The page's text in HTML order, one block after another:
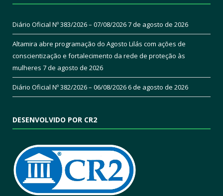
Diário Oficial Nº 383/2026 – 07/08/20267 de agosto de 2026
Altamira abre programação do Agosto Lilás com ações de
conscientização e fortalecimento da rede de proteção às
mulheres 7 de agosto de 2026
Diário Oficial Nº 382/2026 – 06/08/20266 de agosto de 2026
DESENVOLVIDO POR CR2